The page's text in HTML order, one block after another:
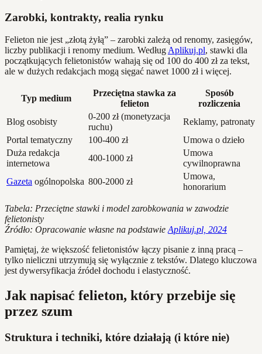
Zarobki, kontrakty, realia rynku
Felieton nie jest „złotą żyłą” – zarobki zależą od renomy, zasięgów,
liczby publikacji i renomy medium. WedługAplikuj.pl, stawki dla
początkujących felietonistów wahają się od 100 do 400 zł za tekst,
ale w dużych redakcjach mogą sięgać nawet 1000 zł i więcej.
Typ medium
Przeciętna stawka za
felieton
Sposób
rozliczenia
Blog osobisty
0-200 zł (monetyzacja
ruchu)
Reklamy, patronaty
Portal tematyczny
100-400 zł
Umowa o dzieło
Duża redakcja
internetowa
400-1000 zł
Umowa
cywilnoprawna
Gazeta ogólnopolska 800-2000 zł
Umowa,
honorarium
Tabela: Przeciętne stawki i model zarobkowania w zawodzie
felietonisty
Źródło: Opracowanie własne na podstawieAplikuj.pl, 2024
Pamiętaj, że większość felietonistów łączy pisanie z inną pracą –
tylko nieliczni utrzymują się wyłącznie z tekstów. Dlatego kluczowa
jest dywersyfikacja źródeł dochodu i elastyczność.
Jak napisać felieton, który przebije się
przez szum
Struktura i techniki, które działają (i które nie)